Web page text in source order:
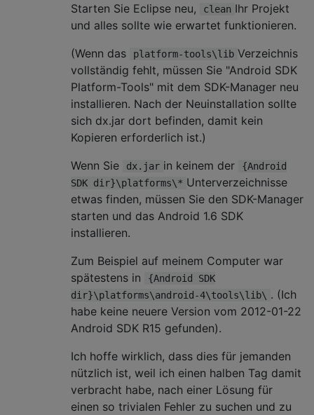
Starten Sie Eclipse neu, clean Ihr Projekt
und alles sollte wie erwartet funktionieren.
(Wenn das
platform-tools\lib Verzeichnis
vollständig fehlt, müssen Sie "Android SDK
Platform-Tools" mit dem SDK-Manager neu
installieren. Nach der Neuinstallation sollte
sich dx.jar dort befinden, damit kein
Kopieren erforderlich ist.)
Wenn Sie
dx.jar in keinem der
{Android
SDK dir}\platforms\* Unterverzeichnisse
etwas finden, müssen Sie den SDK-Manager
starten und das Android 1.6 SDK
installieren.
Zum Beispiel auf meinem Computer war
spätestens in
{Android SDK
dir}\platforms\android-4\tools\lib\ . (Ich
habe keine neuere Version vom 2012-01-22
Android SDK R15 gefunden).
Ich hoffe wirklich, dass dies für jemanden
nützlich ist, weil ich einen halben Tag damit
verbracht habe, nach einer Lösung für
einen so trivialen Fehler zu suchen und zu